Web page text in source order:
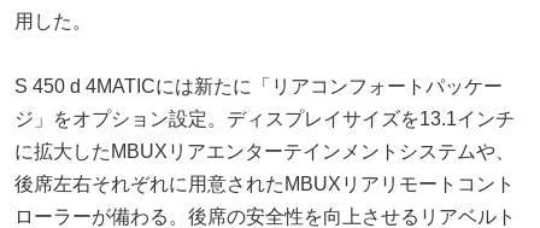
用した。
S 450 d 4MATICには新たに「リアコンフォートパッケー
ジ」をオプション設定。ディスプレイサイズを13.1インチ
に拡大したMBUXリアエンターテインメントシステムや、
後席左右それぞれに用意されたMBUXリアリモートコント
ローラーが備わる。後席の安全性を向上させるリアベルト